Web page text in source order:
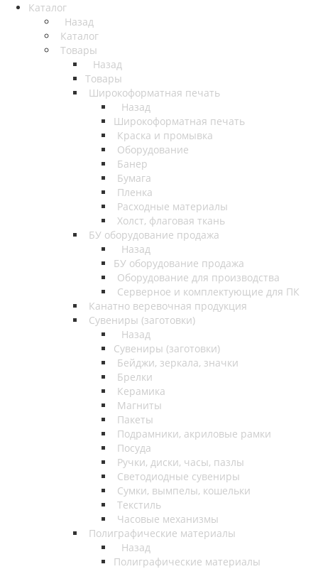
Каталог
Назад
Каталог
Товары
Назад
Товары
Широкоформатная печать
Назад
Широкоформатная печать
Краска и промывка
Оборудование
Банер
Бумага
Пленка
Расходные материалы
Холст, флаговая ткань
БУ оборудование продажа
Назад
БУ оборудование продажа
Оборудование для производства
Серверное и комплектующие для ПК
Канатно веревочная продукция
Сувениры (заготовки)
Назад
Сувениры (заготовки)
Бейджи, зеркала, значки
Брелки
Керамика
Магниты
Пакеты
Подрамники, акриловые рамки
Посуда
Ручки, диски, часы, пазлы
Светодиодные сувениры
Сумки, вымпелы, кошельки
Текстиль
Часовые механизмы
Полиграфические материалы
Назад
Полиграфические материалы